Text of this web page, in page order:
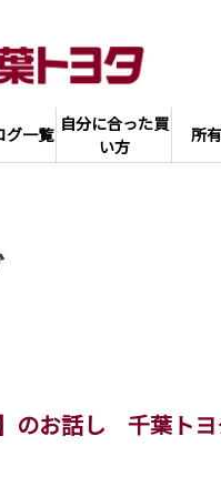
グ一覧 自分に合った買
い方
所
のお話し 千葉ト